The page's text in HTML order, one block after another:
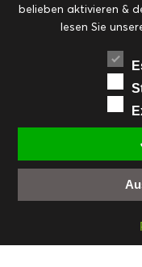
Eingemachtes
Rezepte
Suppen,
Weihnachten
FACEBOOK
© cookiteasy.at by Simone
belieben aktivieren &
lesen Sie